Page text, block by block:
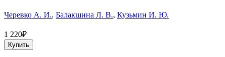
Черевко А. И., Балакшина Л. В., Кузьмин И. Ю.
1 220₽
Купить